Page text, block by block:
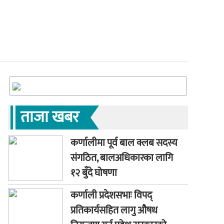
ताजा खबर
कर्णालीमा पूर्व बाल क्लब सदस्य
संगठित, बालअधिकारका लागि
१२ बुँदे घोषणा
कर्णाली प्रदेशसभाः विपद्
प्रतिकार्यसहित लागु औषध